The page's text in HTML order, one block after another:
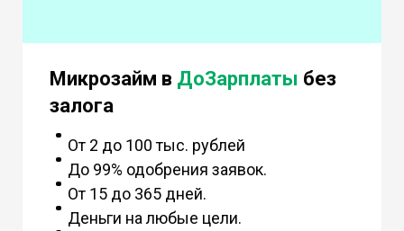
Микрозайм в ДоЗарплаты без
залога
От 2 до 100 тыс. рублей
До 99% одобрения заявок.
От 15 до 365 дней.
Деньги на любые цели.